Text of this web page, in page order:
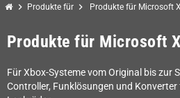
chevron_right Produkte für chevron_right Produkte für Microsoft
Produkte für Microsoft
Für Xbox-Systeme vom Original bis zur
Controller, Funklösungen und